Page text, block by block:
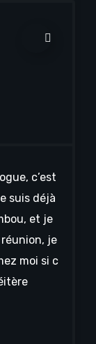
c’est
suis déjà
et je
je
moi si c